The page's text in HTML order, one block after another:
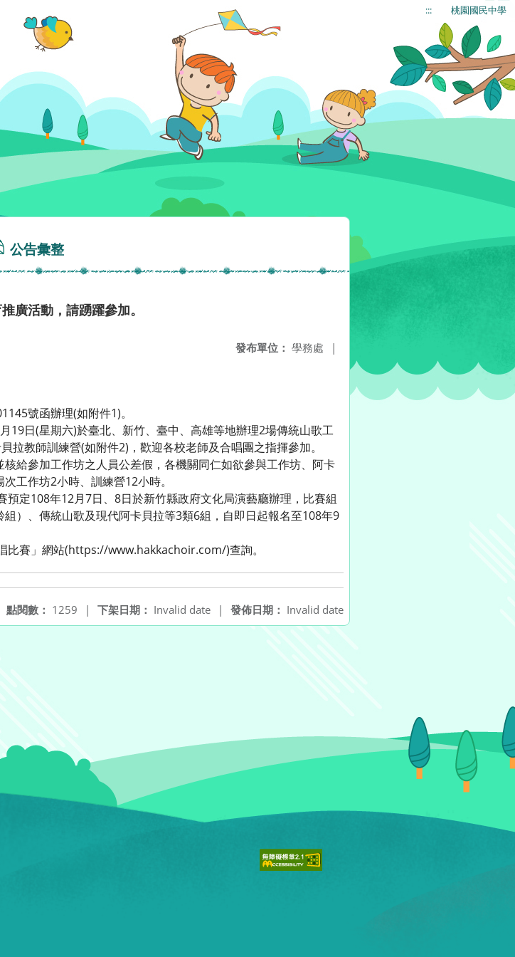
::: 桃園國民中學
公告彙整
廣活動，請踴躍參加。
發布單位： 學務處 |
號函辦理(如附件1)。
19日(星期六)於臺北、新竹、臺中、高雄等地辦理2場傳統山歌工
教師訓練營(如附件2)，歡迎各校老師及合唱團之指揮參加。
給參加工作坊之人員公差假，各機關同仁如欲參與工作坊、阿卡
工作坊2小時、訓練營12小時。
定108年12月7日、8日於新竹縣政府文化局演藝廳辦理，比賽組
）、傳統山歌及現代阿卡貝拉等3類6組，自即日起報名至108年9
比賽」網站(https://www.hakkachoir.com/)查詢。
發佈日期： Invalid date
下架日期： Invalid date |
點閱數： 1259 |